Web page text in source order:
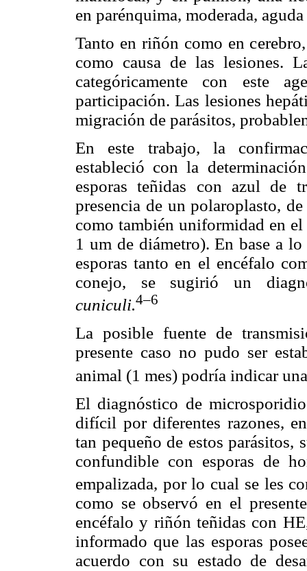
en parénquima, moderada,
Tanto en riñón como en
como causa de las lesiones.
categóricamente con este
participación. Las lesiones
migración de parásitos,
En este trabajo, la
estableció con la
esporas teñidas con azul de
presencia de un polaroplasto,
como también uniformidad en
1 um de diámetro). En base a
esporas tanto en el encéfalo
conejo, se sugirió un
cuniculi.4–6
La posible fuente de
presente caso no pudo ser
animal (1 mes) podría indicar
El diagnóstico de
difícil por diferentes razones,
tan pequeño de estos parásitos,
confundible con esporas de
empalizada, por lo cual se les
como se observó en el
encéfalo y riñón teñidas con
informado que las esporas
acuerdo con su estado de